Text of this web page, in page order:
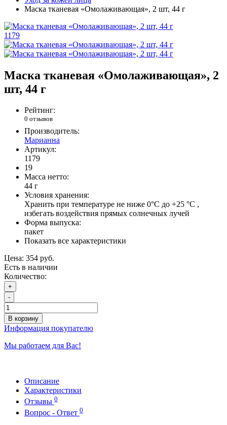
Маска тканевая «Омолаживающая», 2 шт, 44 г
1179
Маска тканевая «Омолаживающая», 2
шт, 44 г
Рейтинг:
0 отзывов
Производитель:
Марианна
Артикул:
1179
19
Масса нетто:
44 г
Условия хранения:
Хранить при температуре не ниже 0°С до +25 °С ,
избегать воздействия прямых солнечных лучей
Форма выпуска:
пакет
Показать все характеристики
Цена: 354 руб.
Есть в наличии
Количество:
+
-
В корзину
Информация покупателю
Мы работаем для Вас!
Описание
Характеристики
Отзывы 0
Вопрос - Ответ 0